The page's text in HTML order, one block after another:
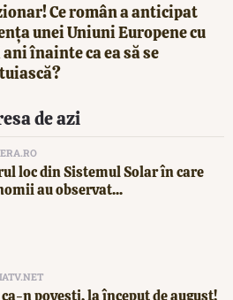
Ce român a anticipat
unei Uniuni Europene cu
înainte ca ea să se
de azi
loc din Sistemul Solar în care
au observat...
n povești, la început de august!